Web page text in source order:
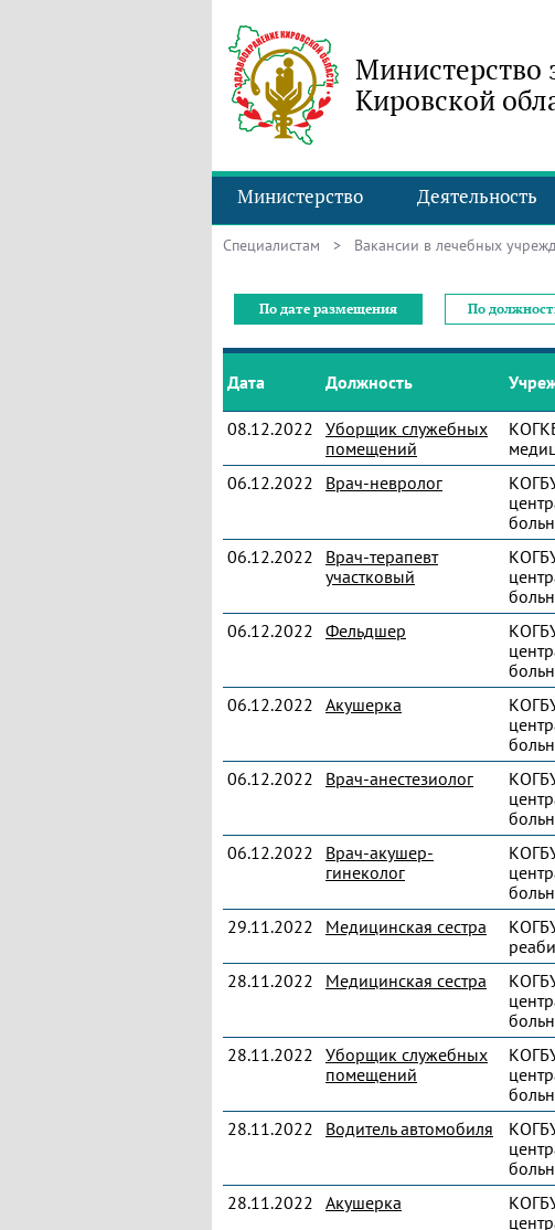
Министерство
Кировской
Министерство Деятельность
Специалистам > Вакансии в лечебных
По дате размещения По
Дата Должность
08.12.2022 Уборщик служебных
помещений
06.12.2022 Врач-невролог
06.12.2022
Врач-терапевт
участковый
06.12.2022 Фельдшер
06.12.2022 Акушерка
06.12.2022 Врач-анестезиолог
06.12.2022
Врач-акушер-
гинеколог
29.11.2022 Медицинская сестра
28.11.2022 Медицинская сестра
28.11.2022 Уборщик служебных
помещений
28.11.2022 Водитель автомобиля
28.11.2022 Акушерка